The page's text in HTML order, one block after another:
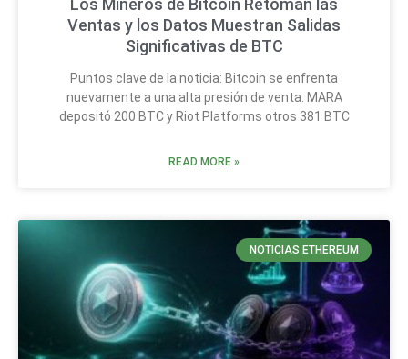
Los Mineros de Bitcoin Retoman las
Ventas y los Datos Muestran Salidas
Significativas de BTC
Puntos clave de la noticia: Bitcoin se enfrenta
nuevamente a una alta presión de venta: MARA
depositó 200 BTC y Riot Platforms otros 381 BTC
READ MORE »
NOTICIAS ETHEREUM